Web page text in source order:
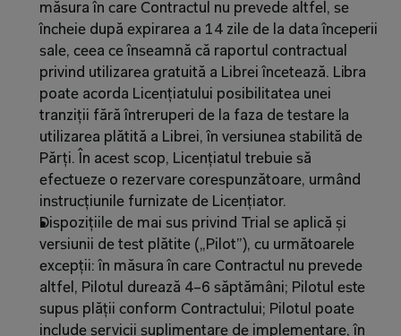
măsura în care Contractul nu prevede altfel, se
încheie după expirarea a 14 zile de la data începerii
sale, ceea ce înseamnă că raportul contractual
privind utilizarea gratuită a Librei încetează. Libra
poate acorda Licențiatului posibilitatea unei
tranziții fără întreruperi de la faza de testare la
utilizarea plătită a Librei, în versiunea stabilită de
Părți. În acest scop, Licențiatul trebuie să
efectueze o rezervare corespunzătoare, urmând
instrucțiunile furnizate de Licențiator.
Dispozițiile de mai sus privind Trial se aplică și
versiunii de test plătite („Pilot”), cu următoarele
excepții: în măsura în care Contractul nu prevede
altfel, Pilotul durează 4–6 săptămâni; Pilotul este
supus plății conform Contractului; Pilotul poate
include servicii suplimentare de implementare, în